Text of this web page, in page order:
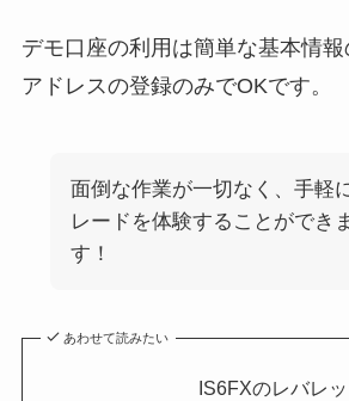
デモ口座の利用は簡単な基本情
アドレスの登録のみでOKです。
面倒な作業が一切なく、手軽
レードを体験することができま
す！
あわせて読みたい
IS6FXのレバレ